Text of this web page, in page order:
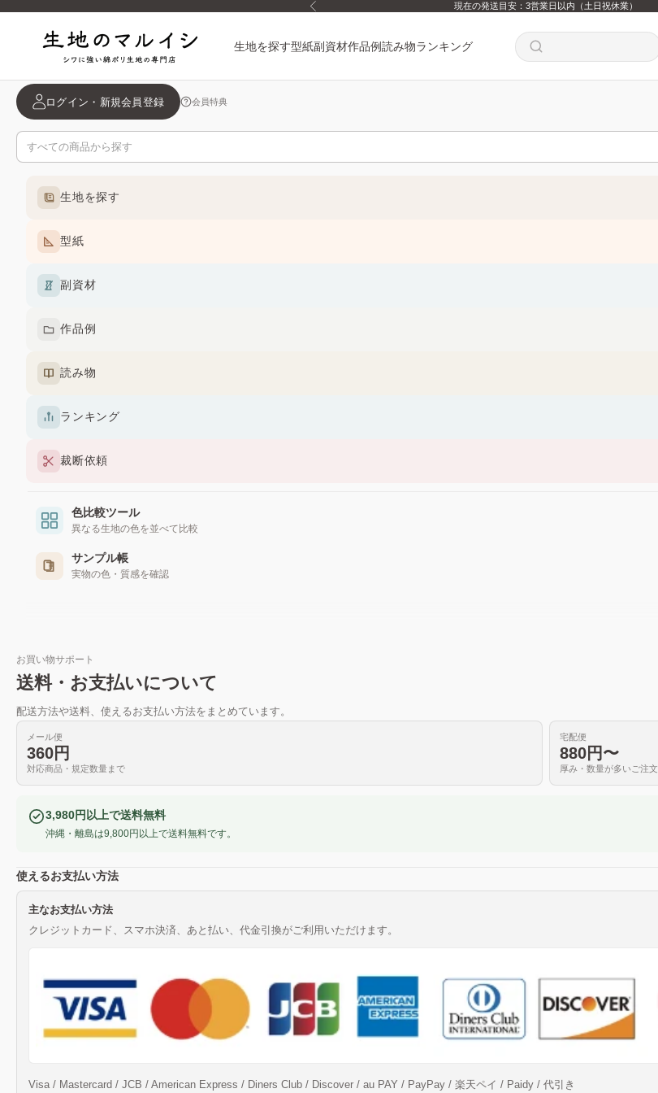
コンテンツへスキップ 前へ 現在の発送目安：3営業日以内（土日祝休業）
生地のマルイシ
生地を探す型紙副資材作品例読み物ランキング
ログイン・新規会員登録 会員特典
生地を探す
型紙
副資材
作品例
読み物
ランキング
裁断依頼
色比較ツール
異なる生地の色を並べて比較
サンプル帳
実物の色・質感を確認
お買い物サポート
送料・お支払いについて
配送方法や送料、使えるお支払い方法をまとめています。
メール便
360円
対応商品・規定数量まで
宅配便
880円〜
厚み・数量が多いご注文
3,980円以上で送料無料
沖縄・離島は9,800円以上で送料無料です。
使えるお支払い方法
主なお支払い方法
クレジットカード、スマホ決済、あと払い、代金引換がご利用いただけます。
Visa / Mastercard / JCB / American Express / Diners Club / Discover / au PAY / PayPay / 楽天ペイ / Paidy / 代引き